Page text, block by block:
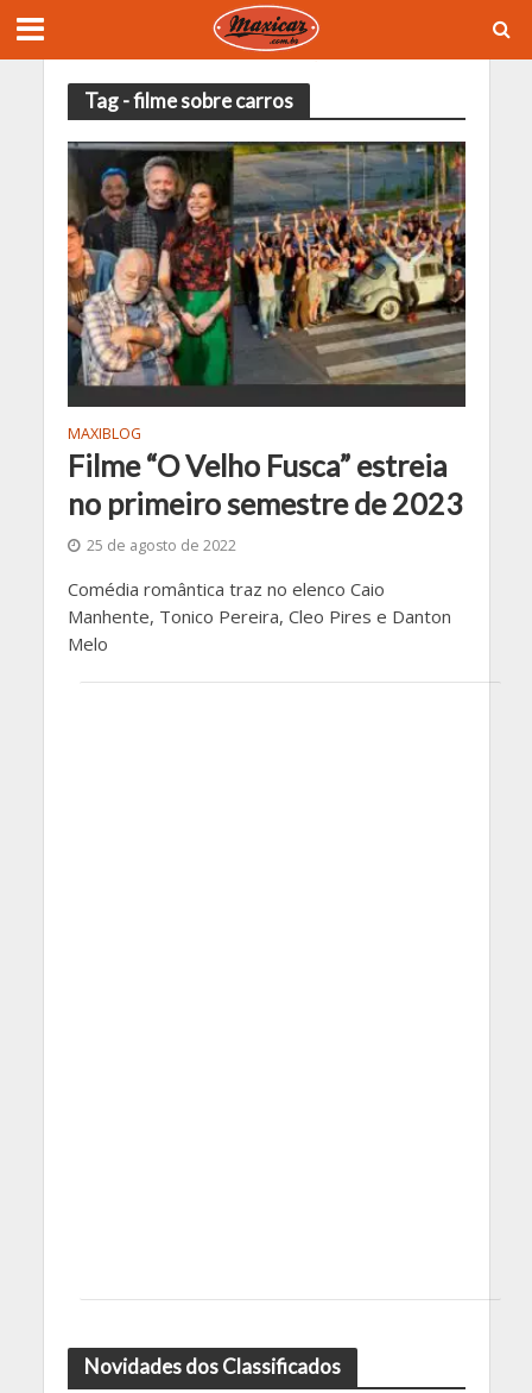
Tag - filme sobre carros
MAXIBLOG
Filme “O Velho Fusca” estreia
no primeiro semestre de 2023
25 de agosto de 2022
Comédia romântica traz no elenco Caio
Manhente, Tonico Pereira, Cleo Pires e Danton
Melo
Novidades dos Classificados